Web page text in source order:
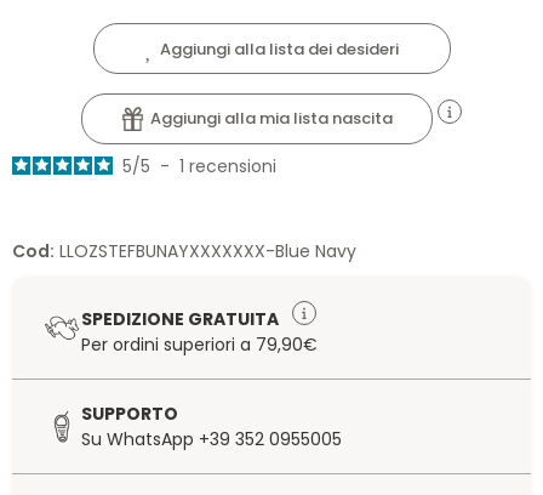
Aggiungi alla lista dei desideri
Aggiungi alla mia lista nascita
5/5 - 1 recensioni
Cod: LLOZSTEFBUNAYXXXXXXX-Blue Navy
SPEDIZIONE GRATUITA
Per ordini superiori a 79,90€
SUPPORTO
Su WhatsApp +39 352 0955005